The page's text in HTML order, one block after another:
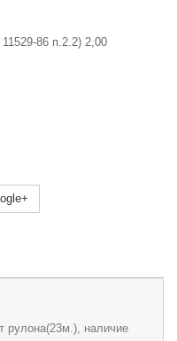
86 п.2.2) 2,00
рулона(23м.), наличие